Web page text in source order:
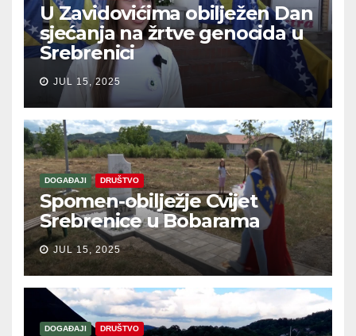
U Zavidovićima obilježen Dan
sjećanja na žrtve genocida u
Srebrenici
JUL 15, 2025
DOGAĐAJI DRUŠTVO
Spomen-obilježje Cvijet
Srebrenice u Bobarama
JUL 15, 2025
DOGAĐAJI DRUŠTVO